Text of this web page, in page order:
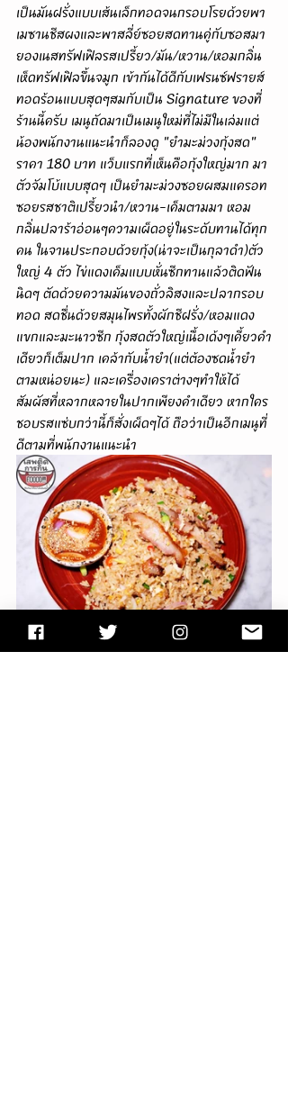
เป็นมันฝรั่งแบบเส้นเล็กทอดจนกรอบโรยด้วยพา
เมซานชีสผงและพาสลี่ย์ซอยสดทานคู่กับซอสมา
ยองเนสทรัฟเฟิลรสเปรี้ยว/มัน/หวาน/หอมกลิ่น
เห็ดทรัฟเฟิลขึ้นจมูก เข้ากันได้ดีกับเฟรนซ์ฟรายส์
ทอดร้อนแบบสุดๆสมกับเป็น Signature ของที่
ร้านนี้ครับ เมนูถัดมาเป็นเมนูใหม่ที่ไม่มีในเล่มแต่
น้องพนักงานแนะนำก็ลองดู "ยำมะม่วงกุ้งสด"
ราคา 180 บาท แว็บแรกที่เห็นคือกุ้งใหญ่มาก มา
ตัวจัมโบ้แบบสุดๆ เป็นยำมะม่วงซอยผสมแครอท
ซอยรสชาติเปรี้ยวนำ/หวาน-เค็มตามมา หอม
กลิ่นปลาร้าอ่อนๆความเผ็ดอยู่ในระดับทานได้ทุก
คน ในจานประกอบด้วยกุ้ง(น่าจะเป็นกุลาดำ)ตัว
ใหญ่ 4 ตัว ไข่แดงเค็มแบบหั่นซีกทานแล้วติดฟัน
นิดๆ ตัดด้วยความมันของถั่วลิสงและปลากรอบ
ทอด สดชื่นด้วยสมุนไพรทั้งผักชีฝรั่ง/หอมแดง
แขกและมะนาวซีก กุ้งสดตัวใหญ่เนื้อเด้งๆเคี้ยวคำ
เดียวก็เต็มปาก เคล้ากับน้ำยำ(แต่ต้องซดน้ำยำ
ตามหน่อยนะ) และเครื่องเคราต่างๆทำให้ได้
สัมผัสที่หลากหลายในปากเพียงคำเดียว หากใคร
ชอบรสแซ่บกว่านี้ก็สั่งเผ็ดๆได้ ถือว่าเป็นอีกเมนูที่
ดีตามที่พนักงานแนะนำ